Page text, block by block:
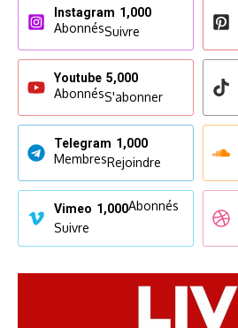
Instagram 1,000
AbonnésSuivre
Youtube 5,000
AbonnésS'abonner
Telegram 1,000
MembresRejoindre
Vimeo 1,000Abonnés
Suivre